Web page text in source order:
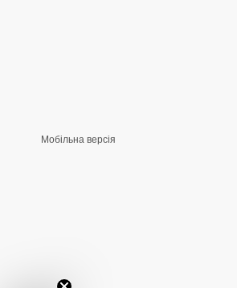
Мобільна версія